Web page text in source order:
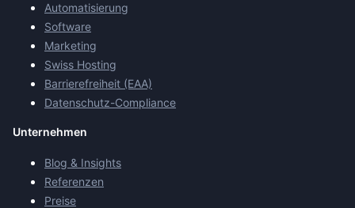
Automatisierung
Software
Marketing
Swiss Hosting
Barrierefreiheit (EAA)
Datenschutz-Compliance
Unternehmen
Blog & Insights
Referenzen
Preise